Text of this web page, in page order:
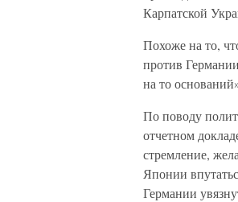
Карпатской
Похоже на то,
против
на то
По поводу
отчетном
стремление,
Японии
Германии